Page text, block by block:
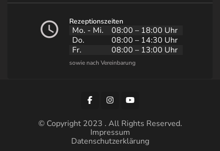
Rezeptionszeiten
Mo. - Mi.
08:00 – 18:00 Uhr
Do.
08:00 – 14:30 Uhr
Fr.
08:00 – 13:00 Uhr
© Copyright 2023 . All Rights Reserved.
Impressum
Datenschutzerklärung